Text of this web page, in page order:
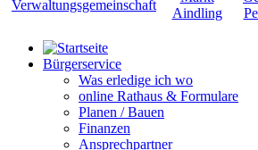
Bürgerservice
Was erledige ich wo
online Rathaus & Formulare
Planen / Bauen
Finanzen
Ansprechpartner